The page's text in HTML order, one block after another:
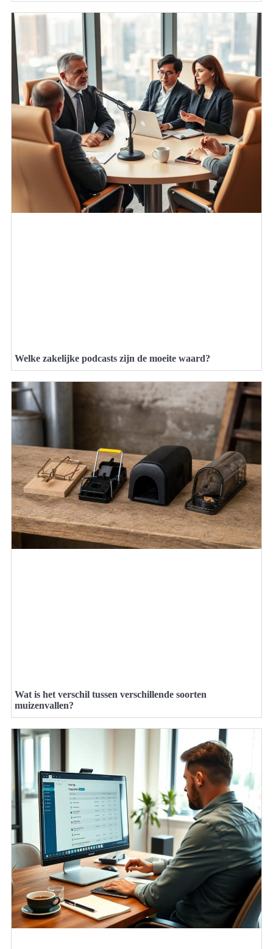
Welke zakelijke podcasts zijn de moeite waard?
Wat is het verschil tussen verschillende soorten
muizenvallen?